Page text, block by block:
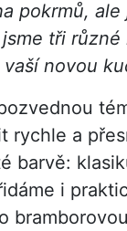
pokrmů,
tři
novou
rychle a
barvě:
i